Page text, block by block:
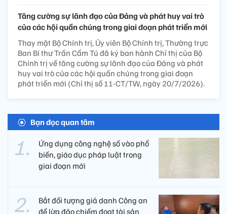
Tăng cường sự lãnh đạo của Đảng và phát huy vai trò
của các hội quần chúng trong giai đoạn phát triển mới
Thay mặt Bộ Chính trị, Ủy viên Bộ Chính trị, Thường trực
Ban Bí thư Trần Cẩm Tú đã ký ban hành Chỉ thị của Bộ
Chính trị về tăng cường sự lãnh đạo của Đảng và phát
huy vai trò của các hội quần chúng trong giai đoạn
phát triển mới (Chỉ thị số 11-CT/TW, ngày 20/7/2026).
Bạn đọc quan tâm
Ứng dụng công nghệ số vào phổ
biến, giáo dục pháp luật trong
giai đoạn mới
Bắt đối tượng giả danh Công an
để lừa đảo chiếm đoạt tài sản